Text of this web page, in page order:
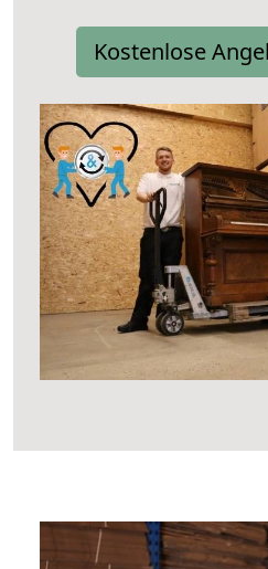
Kostenlose